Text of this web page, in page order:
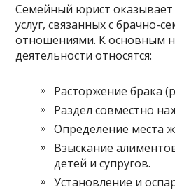
Семейный юрист
услуг, связанных с брачно-
отношениями. К основным
деятельности относятся:
Расторжение брака
Раздел совместно
Определение места
Взыскание
детей и супругов.
Установление и